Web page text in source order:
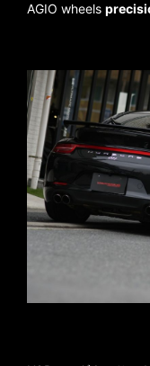
AGIO wheels